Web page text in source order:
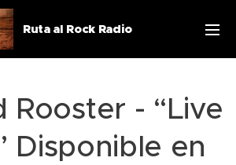
Ruta al Rock Radio
Rooster - “Live
Disponible en